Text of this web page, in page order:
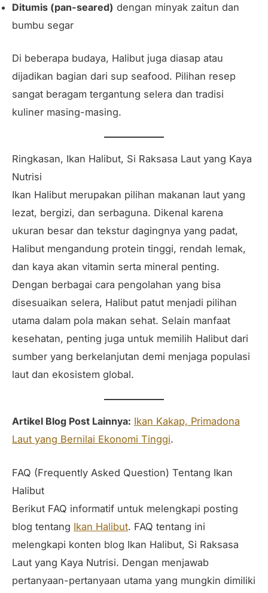
Ditumis (pan-seared) dengan minyak zaitun dan
bumbu segar
Di beberapa budaya, Halibut juga diasap atau
dijadikan bagian dari sup seafood. Pilihan resep
sangat beragam tergantung selera dan tradisi
kuliner masing-masing.
Ringkasan, Ikan Halibut, Si Raksasa Laut yang Kaya
Nutrisi
Ikan Halibut merupakan pilihan makanan laut yang
lezat, bergizi, dan serbaguna. Dikenal karena
ukuran besar dan tekstur dagingnya yang padat,
Halibut mengandung protein tinggi, rendah lemak,
dan kaya akan vitamin serta mineral penting.
Dengan berbagai cara pengolahan yang bisa
disesuaikan selera, Halibut patut menjadi pilihan
utama dalam pola makan sehat. Selain manfaat
kesehatan, penting juga untuk memilih Halibut dari
sumber yang berkelanjutan demi menjaga populasi
laut dan ekosistem global.
Artikel Blog Post Lainnya: Ikan Kakap, Primadona
Laut yang Bernilai Ekonomi Tinggi.
FAQ (Frequently Asked Question) Tentang Ikan
Halibut
Berikut FAQ informatif untuk melengkapi posting
blog tentang Ikan Halibut. FAQ tentang ini
melengkapi konten blog Ikan Halibut, Si Raksasa
Laut yang Kaya Nutrisi. Dengan menjawab
pertanyaan-pertanyaan utama yang mungkin dimiliki